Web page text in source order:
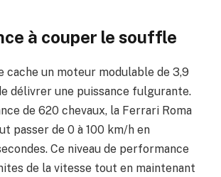
à couper le souffle
cache un moteur modulable de 3,9
délivrer une puissance fulgurante.
de 620 chevaux, la Ferrari Roma
passer de 0 à 100 km/h en
Ce niveau de performance
de la vitesse tout en maintenant